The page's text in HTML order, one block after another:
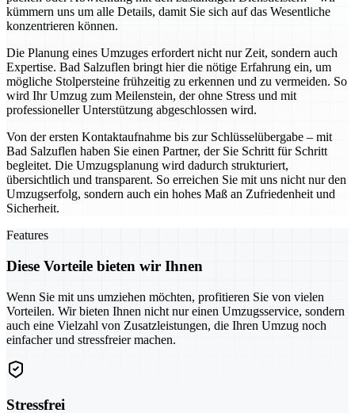
kümmern uns um alle Details, damit Sie sich auf das Wesentliche
konzentrieren können.
Die Planung eines Umzuges erfordert nicht nur Zeit, sondern auch
Expertise. Bad Salzuflen bringt hier die nötige Erfahrung ein, um
mögliche Stolpersteine frühzeitig zu erkennen und zu vermeiden. So
wird Ihr Umzug zum Meilenstein, der ohne Stress und mit
professioneller Unterstützung abgeschlossen wird.
Von der ersten Kontaktaufnahme bis zur Schlüsselübergabe – mit
Bad Salzuflen haben Sie einen Partner, der Sie Schritt für Schritt
begleitet. Die Umzugsplanung wird dadurch strukturiert,
übersichtlich und transparent. So erreichen Sie mit uns nicht nur den
Umzugserfolg, sondern auch ein hohes Maß an Zufriedenheit und
Sicherheit.
Features
Diese Vorteile bieten wir Ihnen
Wenn Sie mit uns umziehen möchten, profitieren Sie von vielen
Vorteilen. Wir bieten Ihnen nicht nur einen Umzugsservice, sondern
auch eine Vielzahl von Zusatzleistungen, die Ihren Umzug noch
einfacher und stressfreier machen.
Stressfrei